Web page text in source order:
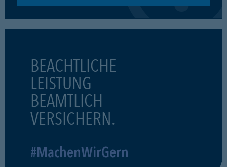
BEACHTLICHE
LEISTUNG
BEAMTLICH
VERSICHERN.
#MachenWirGern